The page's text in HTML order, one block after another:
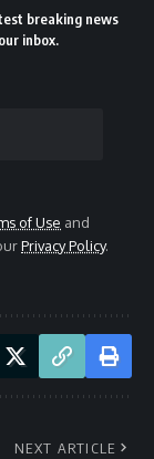
breaking news
inbox.
of Use and
Privacy Policy.
NEXT ARTICLE